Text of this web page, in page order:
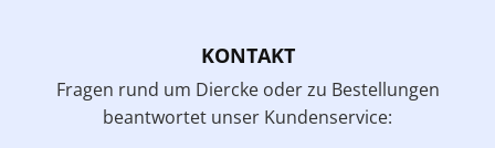
KONTAKT
Fragen rund um Diercke oder zu Bestellungen
beantwortet unser Kundenservice: